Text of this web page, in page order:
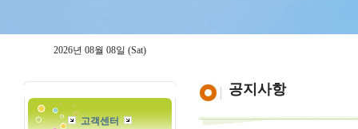
2026년 08월 08일 (Sat)
고객센터
공지사항